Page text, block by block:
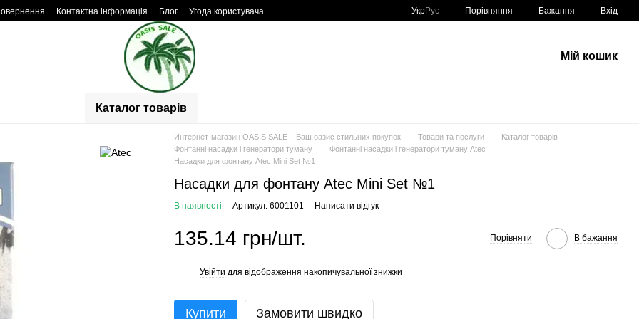
Контактна інформація Блог
Угода користувача
УкрРус Порівняння Бажання Вхід
Мій кошик
Каталог товарів
Интернет-магазин OASIS SALE – Ваш оазис стильних покупок Товари та послуги
Каталог товарів
Фонтанні насадки і генератори туману
Фонтанні насадки і генератори туману Atec
Насадки для фонтану Atec Mini Set №1
Насадки для фонтану Atec Mini Set №1
В наявності Артикул: 6001101 Написати відгук
135.14 грн/шт. Порівняти В бажання
Увійти для відображення накопичувальної знижки
Купити Замовити швидко